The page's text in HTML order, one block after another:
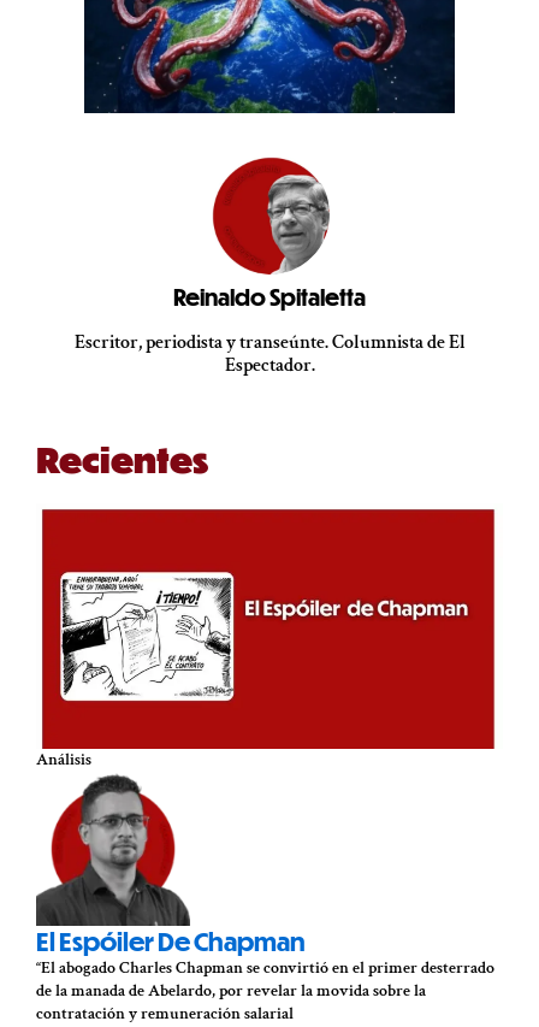
Reinaldo Spitaletta
Escritor, periodista y transeúnte. Columnista de El
Espectador.
Recientes
Análisis
El Espóiler De Chapman
“El abogado Charles Chapman se convirtió en el primer desterrado
de la manada de Abelardo, por revelar la movida sobre la
contratación y remuneración salarial